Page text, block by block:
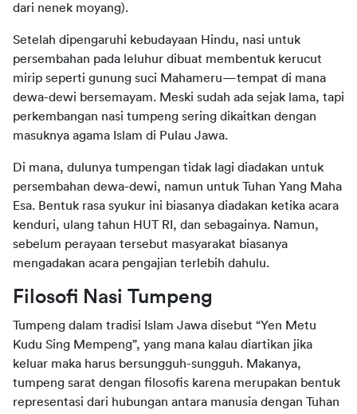
dari nenek moyang).
Setelah dipengaruhi kebudayaan Hindu, nasi untuk
persembahan pada leluhur dibuat membentuk kerucut
mirip seperti gunung suci Mahameru—tempat di mana
dewa-dewi bersemayam. Meski sudah ada sejak lama, tapi
perkembangan nasi tumpeng sering dikaitkan dengan
masuknya agama Islam di Pulau Jawa.
Di mana, dulunya tumpengan tidak lagi diadakan untuk
persembahan dewa-dewi, namun untuk Tuhan Yang Maha
Esa. Bentuk rasa syukur ini biasanya diadakan ketika acara
kenduri, ulang tahun HUT RI, dan sebagainya. Namun,
sebelum perayaan tersebut masyarakat biasanya
mengadakan acara pengajian terlebih dahulu.
Filosofi Nasi Tumpeng
Tumpeng dalam tradisi Islam Jawa disebut “Yen Metu
Kudu Sing Mempeng”, yang mana kalau diartikan jika
keluar maka harus bersungguh-sungguh. Makanya,
tumpeng sarat dengan filosofis karena merupakan bentuk
representasi dari hubungan antara manusia dengan Tuhan